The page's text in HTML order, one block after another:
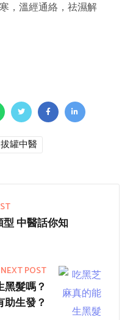
，溫經通絡，祛濕解
拔罐中醫
中醫話你知
NEXT POST
髮嗎？
生發？